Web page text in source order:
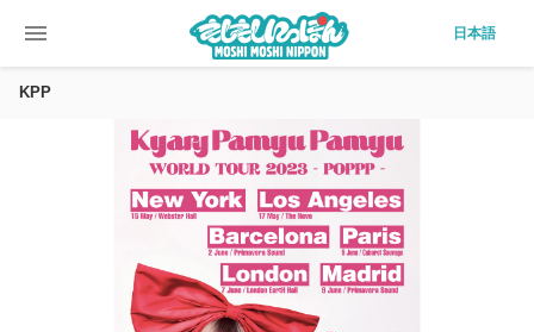
menu 日本語
KPP